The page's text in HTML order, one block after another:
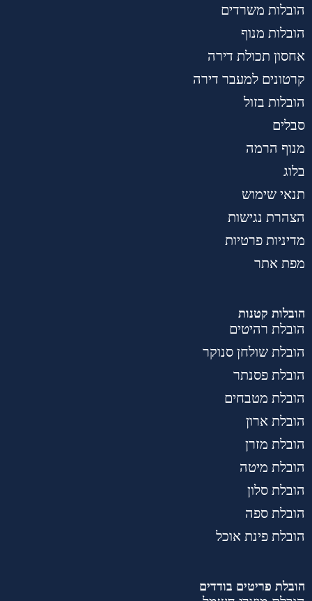
הובלות משרדים
הובלות מנוף
אחסון תכולת דירה
קרטונים למעבר דירה
הובלות בזול
סבלים
מנוף הרמה
בלוג
תנאי שימוש
הצהרת נגישות
מדיניות פרטיות
מפת אתר
הובלות קטנות
הובלת רהיטים
הובלת שולחן סנוקר
הובלת פסנתר
הובלת מטבחים
הובלת ארון
הובלת מזרן
הובלת מיטה
הובלת סלון
הובלת ספה
הובלת פינת אוכל
הובלת פריטים בודדים